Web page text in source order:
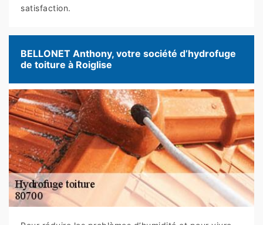
satisfaction.
BELLONET Anthony, votre société d’hydrofuge
de toiture à Roiglise